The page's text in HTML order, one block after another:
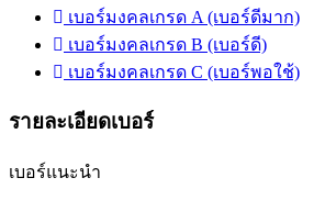
เบอร์มงคลเกรด A (เบอร์ดีมาก)
เบอร์มงคลเกรด B (เบอร์ดี)
เบอร์มงคลเกรด C (เบอร์พอใช้)
รายละเอียดเบอร์
เบอร์แนะนำ